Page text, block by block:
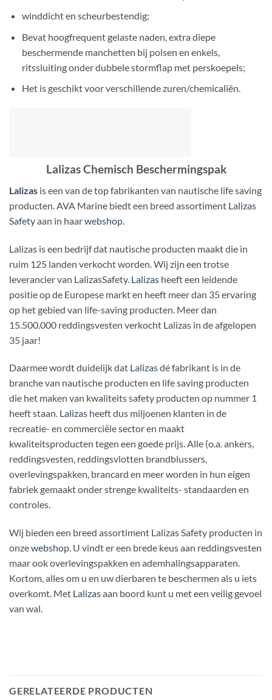
winddicht en scheurbestendig;
Bevat hoogfrequent gelaste naden, extra diepe
beschermende manchetten bij polsen en enkels,
ritssluiting onder dubbele stormflap met perskoepels;
Het is geschikt voor verschillende zuren/chemicaliën.
Lalizas Chemisch Beschermingspak
Lalizas is een van de top fabrikanten van nautische life saving
producten. AVA Marine biedt een breed assortiment Lalizas
Safetyaan in haarwebshop
Lalizas is een bedrijf dat nautische producten maakt die in
ruim 125 landen verkocht worden. Wij zijn een trotse
leverancier van LalizasSafety. Lalizas heeft een leidende
positie op de Europese markt en heeft meer dan 35 ervaring
op het gebied van life-saving producten. Meer dan
15.500.000 reddingsvesten verkocht Lalizas in de afgelopen
35 jaar!
Daarmee wordt duidelijk dat Lalizasdé fabrikant is in de
branche van nautische producten en life saving producten
die het maken van kwaliteits safety producten op nummer 1
heeft staan. Lalizas heeft dus miljoenen klanten in de
recreatie- en commerciële sector en maakt
kwaliteitsproducten tegen een goede prijs. Alle (o.a. ankers,
reddingsvesten, reddingsvlotten brandblussers,
overlevingspakken, brancard en meer worden in hun eigen
fabriek gemaakt onder strenge kwaliteits- standaarden en
controles.
Wij bieden een breed assortiment Lalizas Safety producten in
onzewebshop. U vindt er een brede keus aan reddingsvesten
maar ook overlevingspakken en ademhalingsapparaten.
Kortom, alles om u en uw dierbaren te beschermen als u iets
overkomt. Met Lalizasaan boord kunt u met een veilig gevoel
van wal.
GERELATEERDE PRODUCTEN